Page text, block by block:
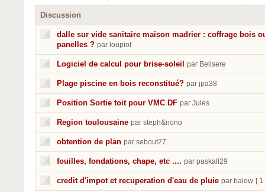
Discussion
dalle sur vide sanitaire maison madrier : coffrage bois
panelles ? par loupiot
Logiciel de calcul pour brise-soleil par Belisere
Plage piscine en bois reconstitué? par jpa38
Position Sortie toit pour VMC DF par Jules
Region toulousaine par steph&nono
obtention de plan par sebout27
fouilles, fondations, chape, etc .... par paskall29
credit d'impot et recuperation d'eau de pluie par balow [ 1